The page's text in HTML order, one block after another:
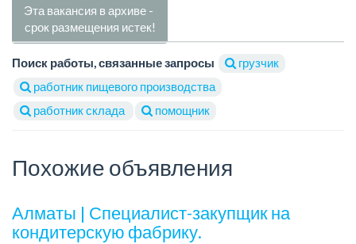
Эта вакансия в архиве -
срок размещения истек!
Поиск работы, связанные запросы
грузчик
работник пищевого производства
работник склада
помощник
Похожие объявления
Алматы | Специалист-закупщик на
кондитерскую фабрику.